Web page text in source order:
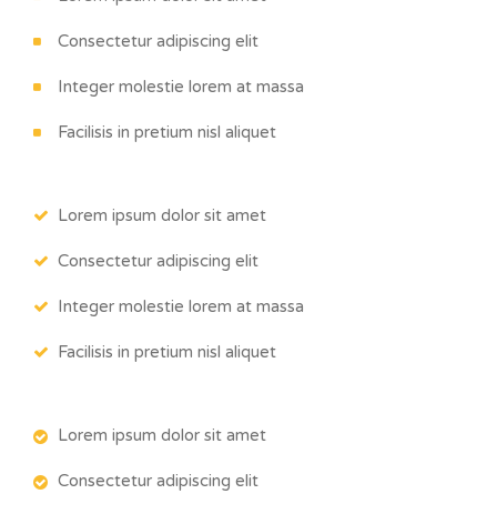
Consectetur adipiscing elit
Integer molestie lorem at massa
Facilisis in pretium nisl aliquet
Lorem ipsum dolor sit amet
Consectetur adipiscing elit
Integer molestie lorem at massa
Facilisis in pretium nisl aliquet
Lorem ipsum dolor sit amet
Consectetur adipiscing elit